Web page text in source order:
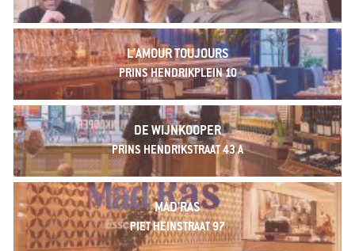
L'AMOUR TOUJOURS
PRINS HENDRIKPLEIN 10
DE WIJNKOOPER
PRINS HENDRIKSTRAAT 43 A
MAD'RAS
PIET HEINSTRAAT 97